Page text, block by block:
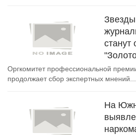
Звезды
станут
Оргкомитет профессиональной
продолжает сбор экспертных мнений...
На